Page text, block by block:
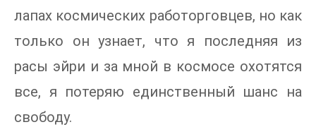
лапах космических работорговцев, но как
только он узнает, что я последняя из
расы эйри и за мной в космосе охотятся
все, я потеряю единственный шанс на
свободу.